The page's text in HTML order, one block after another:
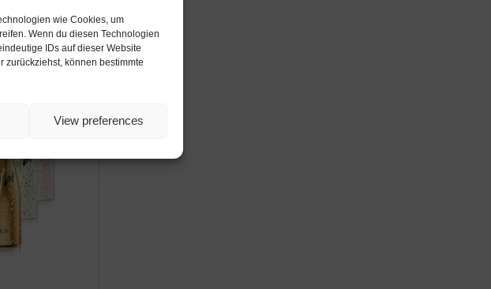
wie Cookies, um
Wenn du diesen Technologien
IDs auf dieser Website
zurückziehst, können bestimmte
View preferences